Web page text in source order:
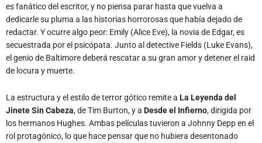
es fanático del escritor, y no piensa parar hasta que vuelva a
dedicarle su pluma a las historias horrorosas que había dejado de
redactar. Y ocurre algo peor: Emily (Alice Eve), la novia de Edgar, es
secuestrada por el psicópata. Junto al detective Fields (Luke Evans),
el genio de Baltimore deberá rescatar a su gran amor y detener el raid
de locura y muerte.
La estructura y el estilo de terror gótico remite a La Leyenda del
Jinete Sin Cabeza, de Tim Burton, y a Desde el Infierno, dirigida por
los hermanos Hughes. Ambas películas tuvieron a Johnny Depp en el
rol protagónico, lo que hace pensar que no hubiera desentonado